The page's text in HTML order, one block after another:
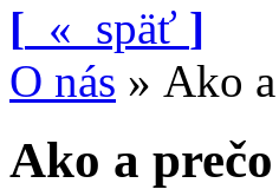
[ « späť ]
O nás » Ako
Ako a prečo